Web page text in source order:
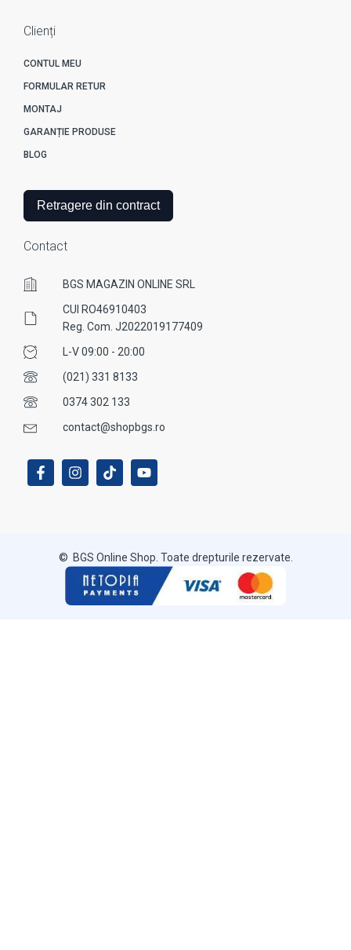
Clienți
CONTUL MEU
FORMULAR RETUR
MONTAJ
GARANȚIE PRODUSE
BLOG
Retragere din contract
Contact
BGS MAGAZIN ONLINE SRL
CUI RO46910403
Reg. Com. J2022019177409
L-V 09:00 - 20:00
(021) 331 8133
0374 302 133
contact@shopbgs.ro
© BGS Online Shop. Toate drepturile rezervate.